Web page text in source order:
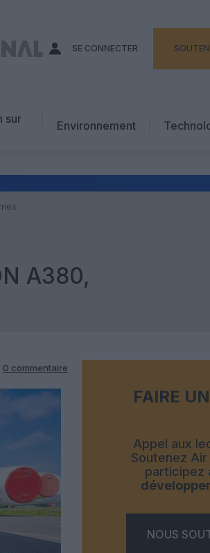
SE CONNECTER
sur
Environnement
A380,
0 commentaire
FAIRE
Appel aux
Soutenez Air
participez
NOUS